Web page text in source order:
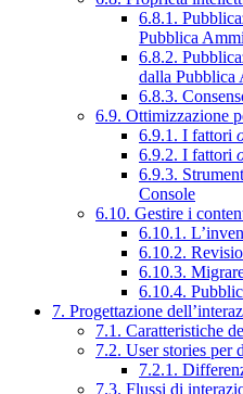
6.8.1.
Pubblica
6.8.2.
dalla Pubblica
6.8.3.
6.9. Ottimizzazione
6.9.1. I fattori
6.9.2. I fattori
6.9.3.
Console
6.10. Gestire i
6.10.1.
6.10.2.
6.10.3.
6.10.4.
7. Progettazione
7.1. Caratteristiche
7.2. User stories per
7.2.1.
7.3. Flussi di